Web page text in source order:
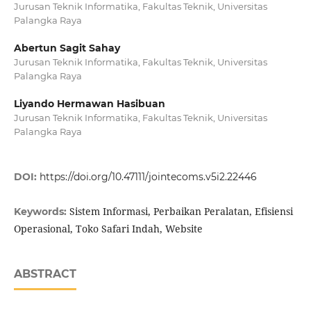
Jurusan Teknik Informatika, Fakultas Teknik, Universitas
Palangka Raya
Abertun Sagit Sahay
Jurusan Teknik Informatika, Fakultas Teknik, Universitas
Palangka Raya
Liyando Hermawan Hasibuan
Jurusan Teknik Informatika, Fakultas Teknik, Universitas
Palangka Raya
DOI: https://doi.org/10.47111/jointecoms.v5i2.22446
Keywords: Sistem Informasi, Perbaikan Peralatan, Efisiensi
Operasional, Toko Safari Indah, Website
ABSTRACT